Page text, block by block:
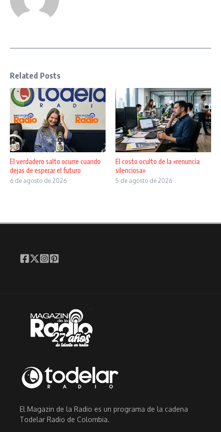
Related Posts
El verdadero salto ocurre cuando
dejas de esperar el futuro
6 de agosto de 2026
El costo oculto de la «renuncia
silenciosa»
5 de agosto de 2026
El Magazin de la Radio es un programa de la cadena
Todelar Radio de Colombia.